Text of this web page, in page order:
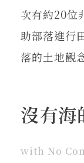
次有約20位
助部落進行
落的土地觀
沒有
with No